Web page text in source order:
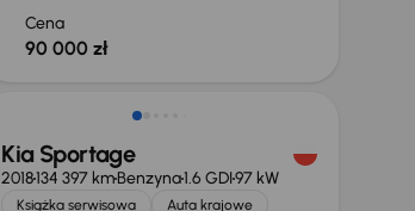
Cena
90 000 zł
Kia Sportage
2018134 397 kmBenzyna1.6 GDI97 kW
Książka serwisowa Auta krajowe